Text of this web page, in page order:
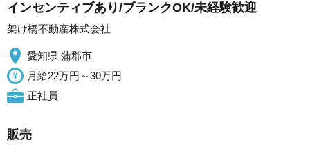
インセンティブあり/ブランクOK/未経験歓迎
架け橋不動産株式会社
愛知県 蒲郡市
月給22万円～30万円
正社員
販売